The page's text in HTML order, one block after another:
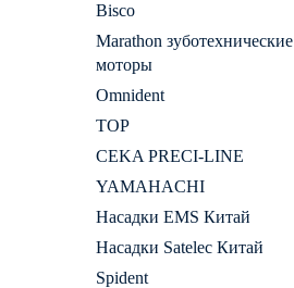
Bisco
Marathon зуботехнические
моторы
Omnident
ТОР
CEKA PRECI-LINE
YAMAHACHI
Насадки EMS Китай
Насадки Satelec Китай
Spident